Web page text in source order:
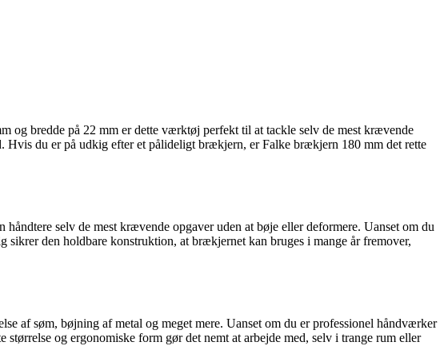
bredde på 22 mm er dette værktøj perfekt til at tackle selv de mest krævende
du er på udkig efter et pålideligt brækjern, er Falke brækjern 180 mm det rette
selv de mest krævende opgaver uden at bøje eller deformere. Uanset om du
den holdbare konstruktion, at brækjernet kan bruges i mange år fremover,
af søm, bøjning af metal og meget mere. Uanset om du er professionel håndværker
og ergonomiske form gør det nemt at arbejde med, selv i trange rum eller